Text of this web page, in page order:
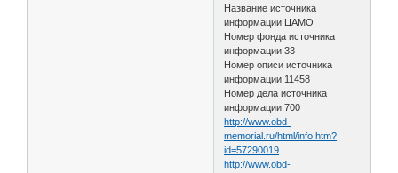
Название источника
информации ЦАМО
Номер фонда источника
информации 33
Номер описи источника
информации 11458
Номер дела источника
информации 700
http://www.obd-
memorial.ru/html/info.htm?
id=57290019
http://www.obd-